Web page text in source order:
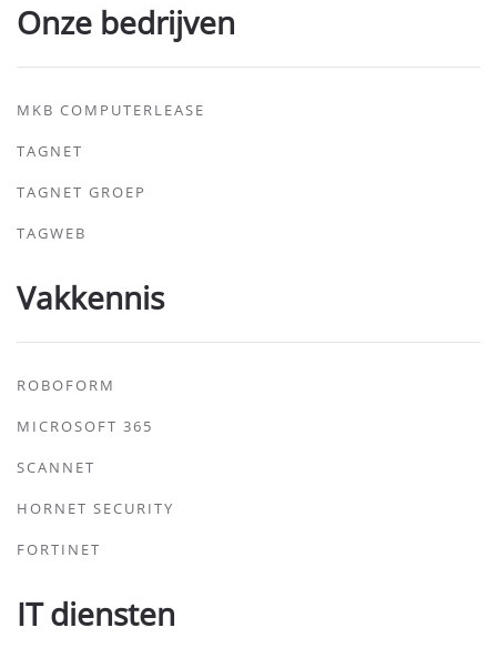
Onze bedrijven
MKB COMPUTERLEASE
TAGNET
TAGNET GROEP
TAGWEB
Vakkennis
ROBOFORM
MICROSOFT 365
SCANNET
HORNET SECURITY
FORTINET
IT diensten